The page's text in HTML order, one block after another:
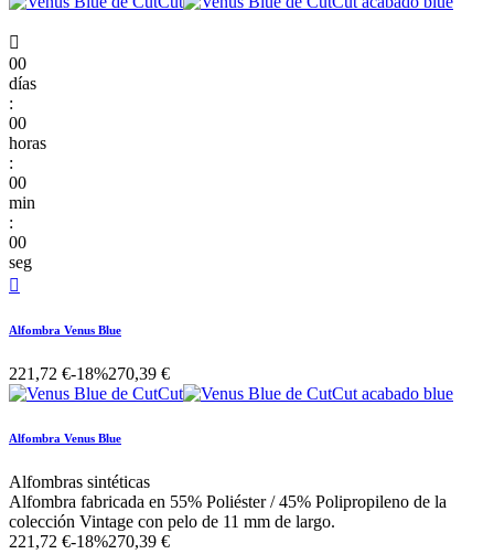

00
días
:
00
horas
:
00
min
:
00
seg

Alfombra Venus Blue
221,72 €-18%270,39 €
Alfombra Venus Blue
Alfombras sintéticas
Alfombra fabricada en 55% Poliéster / 45% Polipropileno de la
colección Vintage con pelo de 11 mm de largo.
221,72 €-18%270,39 €